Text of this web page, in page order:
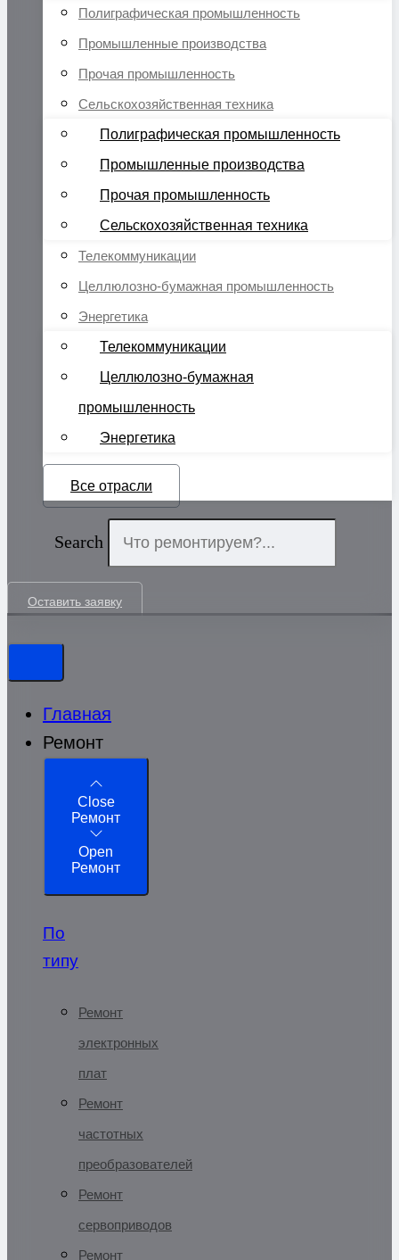
Полиграфическая промышленность
Промышленные производства
Прочая промышленность
Сельскохозяйственная техника
Полиграфическая промышленность
Промышленные производства
Прочая промышленность
Сельскохозяйственная техника
Телекоммуникации
Целлюлозно-бумажная промышленность
Энергетика
Телекоммуникации
Целлюлозно-бумажная
промышленность
Энергетика
Все отрасли
Search
Оставить заявку
Главная
Ремонт
Close
Ремонт
Open
Ремонт
По
типу
Ремонт
электронных
плат
Ремонт
частотных
преобразователей
Ремонт
сервоприводов
Ремонт